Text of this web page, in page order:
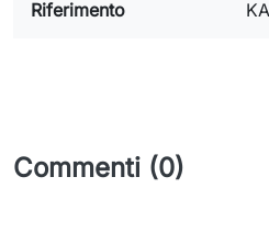
Riferimento
Commenti (0)